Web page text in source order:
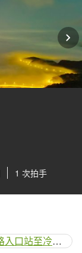
1 次拍手
環七星山人車分道-百拉卡公路入口站至冷水坑段